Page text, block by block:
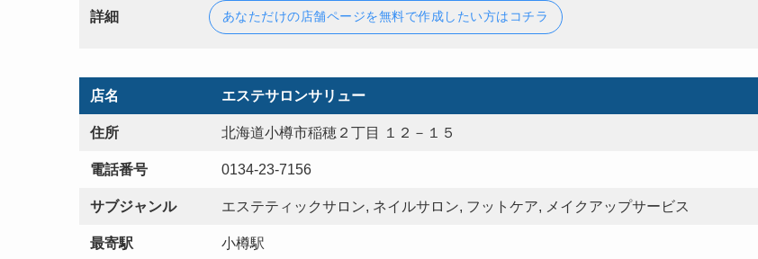
詳細 あなただけの店舗ページを無料で作成したい方はコチラ
店名 エステサロンサリュー
住所 北海道小樽市稲穂２丁目 １２－１５
電話番号 0134-23-7156
サブジャンル エステティックサロン, ネイルサロン, フットケア, メイクアップサービス
最寄駅 小樽駅